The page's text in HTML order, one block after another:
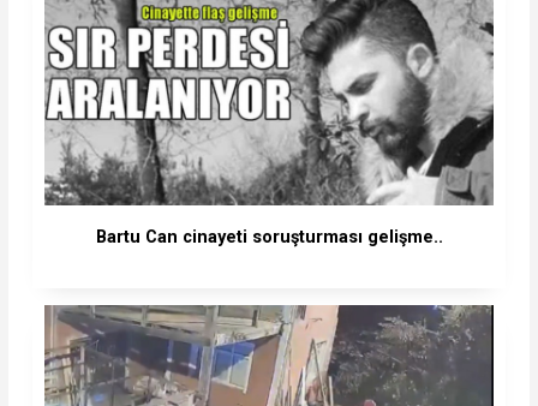
Bartu Can cinayeti soruşturması gelişme..